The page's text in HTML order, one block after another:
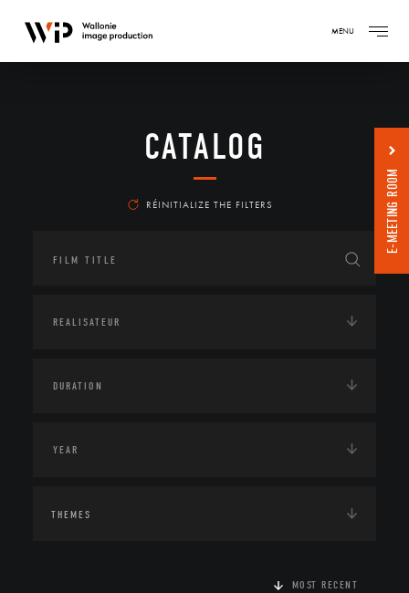
MENU
CATALOG
RÉINITIALIZE THE FILTERS
THEMES
MOST RECENT
E-MEETING ROOM